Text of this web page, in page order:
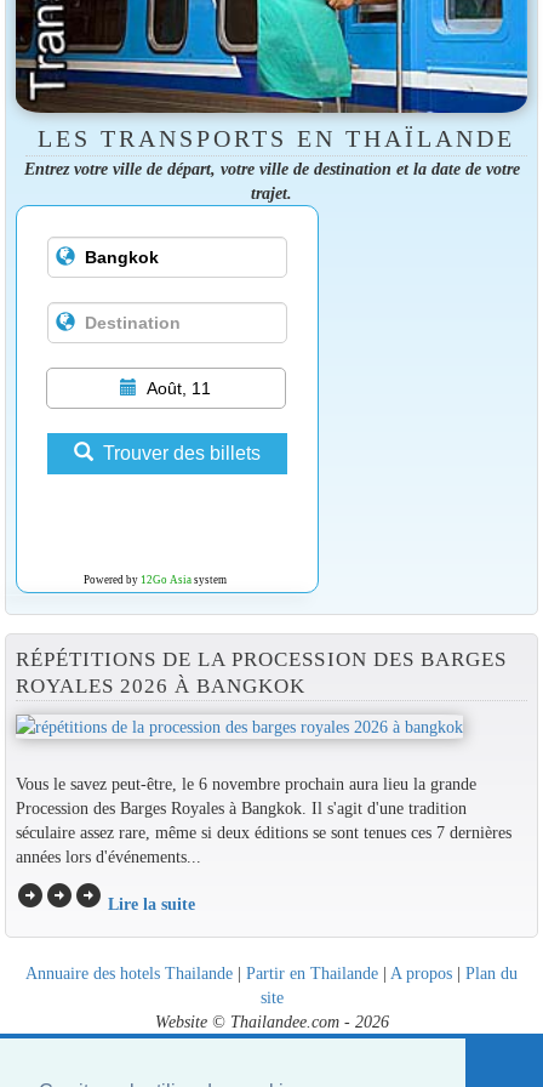
LES TRANSPORTS EN THAÏLANDE
Entrez votre ville de départ, votre ville de destination et la date de votre
trajet.
Août, 11
Trouver des billets
Powered by 12Go Asiasystem
RÉPÉTITIONS DE LA PROCESSION DES BARGES
ROYALES 2026 À BANGKOK
Vous le savez peut-être, le 6 novembre prochain aura lieu la grande
Procession des Barges Royales à Bangkok. Il s'agit d'une tradition
séculaire assez rare, même si deux éditions se sont tenues ces 7 dernières
années lors d'événements...
arrow_circle_rightarrow_circle_rightarrow_circle_right Lire la suite
Annuaire des hotels Thailande | Partir en Thailande | A propos | Plan du
site
Website © Thailandee.com - 2026